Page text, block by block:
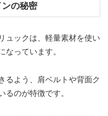
の秘密
ュックは、軽量素材を使い
なっています。
るよう、肩ベルトや背面ク
るのが特徴です。